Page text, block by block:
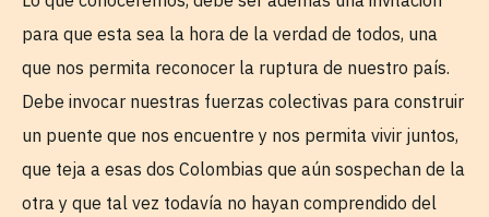
para que esta sea la hora de la verdad de todos, una
que nos permita reconocer la ruptura de nuestro país.
Debe invocar nuestras fuerzas colectivas para construir
un puente que nos encuentre y nos permita vivir juntos,
que teja a esas dos Colombias que aún sospechan de la
otra y que tal vez todavía no hayan comprendido del